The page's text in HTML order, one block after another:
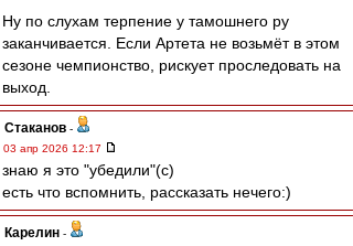
Ну по слухам терпение у тамошнего ру
заканчивается. Если Артета не возьмёт в этом
сезоне чемпионство, рискует проследовать на
выход.
Cтаканов -
03 апр 2026 12:17
знаю я это "убедили"(с)
есть что вспомнить, рассказать нечего:)
Карелин -